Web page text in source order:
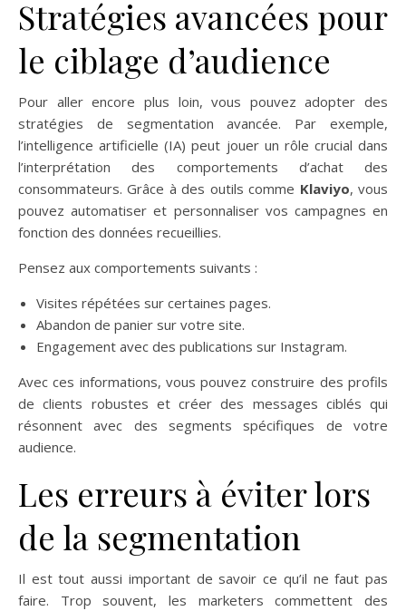
Stratégies avancées pour
le ciblage d’audience
Pour aller encore plus loin, vous pouvez adopter des
stratégies de segmentation avancée. Par exemple,
l’intelligence artificielle (IA) peut jouer un rôle crucial dans
l’interprétation des comportements d’achat des
consommateurs. Grâce à des outils comme Klaviyo, vous
pouvez automatiser et personnaliser vos campagnes en
fonction des données recueillies.
Pensez aux comportements suivants :
Visites répétées sur certaines pages.
Abandon de panier sur votre site.
Engagement avec des publications sur Instagram.
Avec ces informations, vous pouvez construire des profils
de clients robustes et créer des messages ciblés qui
résonnent avec des segments spécifiques de votre
audience.
Les erreurs à éviter lors
de la segmentation
Il est tout aussi important de savoir ce qu’il ne faut pas
faire. Trop souvent, les marketers commettent des